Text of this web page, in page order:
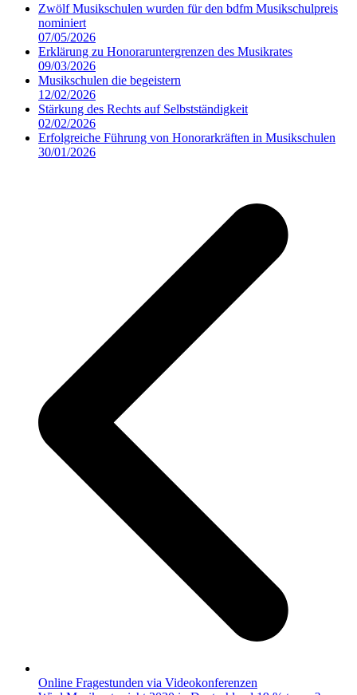
Zwölf Musikschulen wurden für den bdfm Musikschulpreis
nominiert
07/05/2026
Erklärung zu Honoraruntergrenzen des Musikrates
09/03/2026
Musikschulen die begeistern
12/02/2026
Stärkung des Rechts auf Selbstständigkeit
02/02/2026
Erfolgreiche Führung von Honorarkräften in Musikschulen
30/01/2026
Online Fragestunden via Videokonferenzen